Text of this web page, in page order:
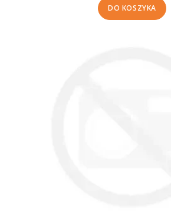
DO KOSZYKA